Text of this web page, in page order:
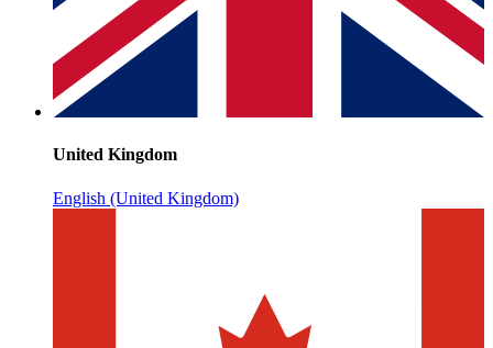
United Kingdom
English (United Kingdom)